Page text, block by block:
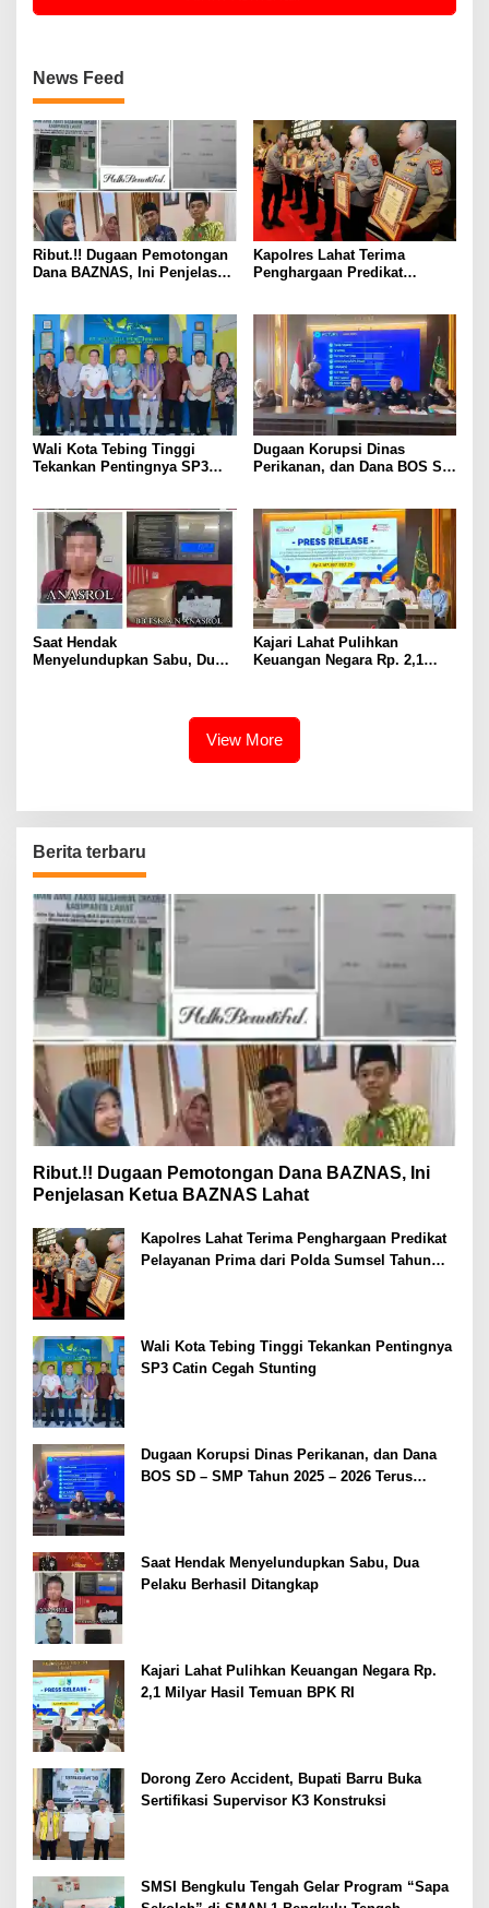
News Feed
Ribut.!! Dugaan Pemotongan
Dana BAZNAS, Ini Penjelasan
Kapolres Lahat Terima
Penghargaan Predikat
Wali Kota Tebing Tinggi
Tekankan Pentingnya SP3
Dugaan Korupsi Dinas
Perikanan, dan Dana BOS SD
Saat Hendak
Menyelundupkan Sabu, Dua
Kajari Lahat Pulihkan
Keuangan Negara Rp. 2,1
View More
Berita terbaru
Ribut.!! Dugaan Pemotongan Dana BAZNAS, Ini
Penjelasan Ketua BAZNAS Lahat
Kapolres Lahat Terima Penghargaan Predikat
Pelayanan Prima dari Polda Sumsel Tahun
Wali Kota Tebing Tinggi Tekankan Pentingnya
SP3 Catin Cegah Stunting
Dugaan Korupsi Dinas Perikanan, dan Dana
BOS SD – SMP Tahun 2025 – 2026 Terus
Saat Hendak Menyelundupkan Sabu, Dua
Pelaku Berhasil Ditangkap
Kajari Lahat Pulihkan Keuangan Negara Rp.
2,1 Milyar Hasil Temuan BPK RI
Dorong Zero Accident, Bupati Barru Buka
Sertifikasi Supervisor K3 Konstruksi
SMSI Bengkulu Tengah Gelar Program “Sapa